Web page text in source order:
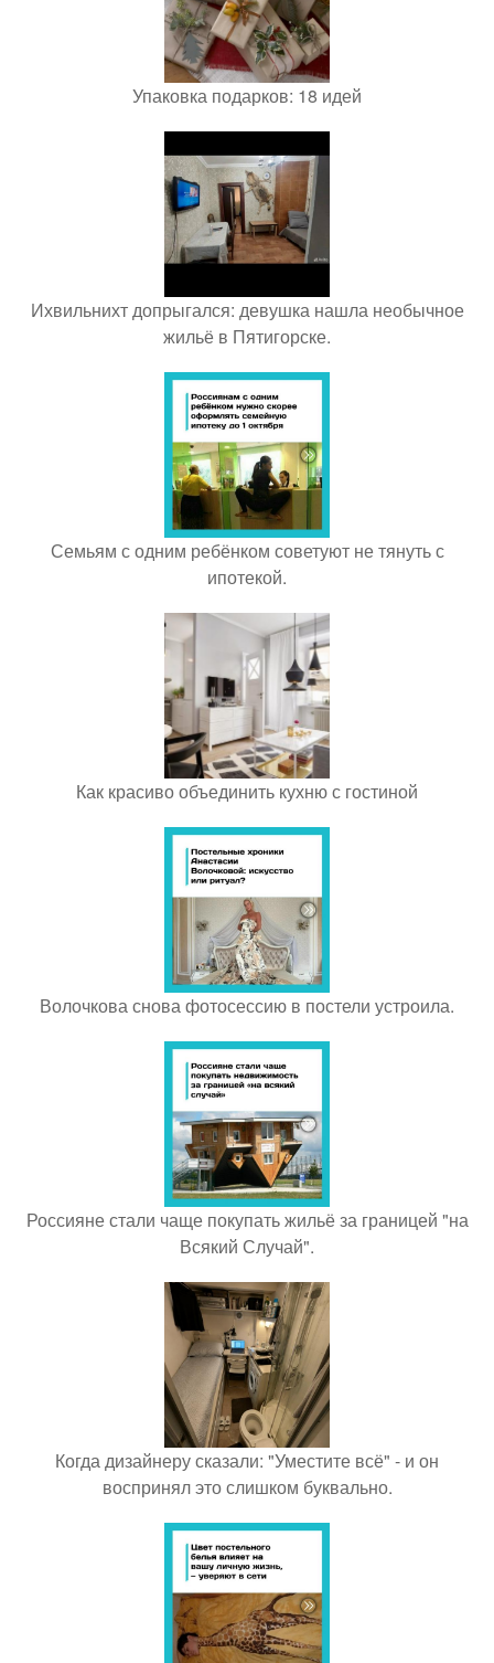
Упаковка подарков: 18 идей
Ихвильнихт допрыгался: девушка нашла необычное
жильё в Пятигорске.
Семьям с одним ребёнком советуют не тянуть с
ипотекой.
Как красиво объединить кухню с гостиной
Волочкова снова фотосессию в постели устроила.
Россияне стали чаще покупать жильё за границей "на
Всякий Случай".
Когда дизайнеру сказали: "Уместите всё" - и он
воспринял это слишком буквально.